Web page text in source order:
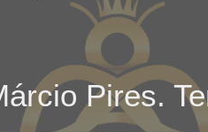
Pires.